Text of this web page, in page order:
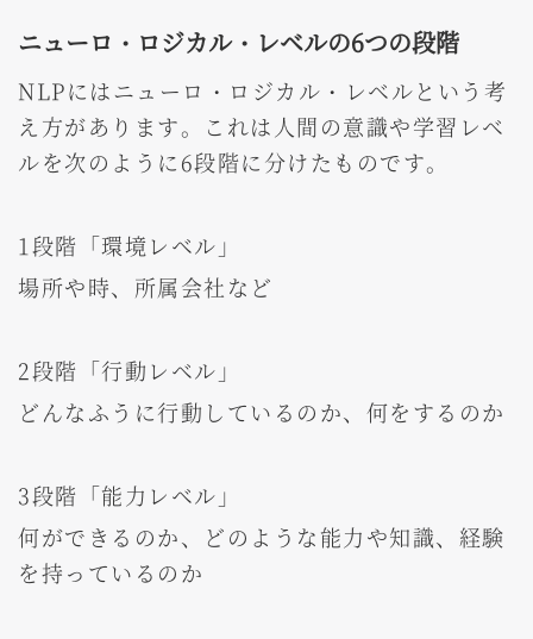
ニューロ・ロジカル・レベルの6つの段階
NLPにはニューロ・ロジカル・レベルという考
え方があります。これは人間の意識や学習レベ
ルを次のように6段階に分けたものです。
1段階「環境レベル」
場所や時、所属会社など
2段階「行動レベル」
どんなふうに行動しているのか、何をするのか
3段階「能力レベル」
何ができるのか、どのような能力や知識、経験
を持っているのか